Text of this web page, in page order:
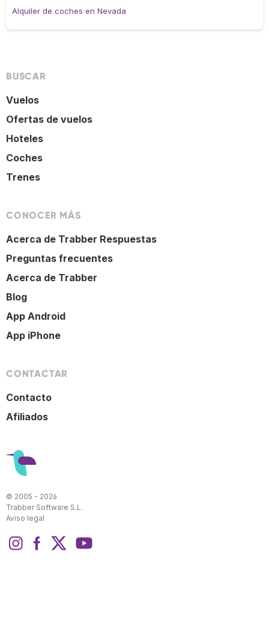
Alquiler de coches en Nevada
BUSCAR
Vuelos
Ofertas de vuelos
Hoteles
Coches
Trenes
CONOCER MÁS
Acerca de Trabber Respuestas
Preguntas frecuentes
Acerca de Trabber
Blog
App Android
App iPhone
CONTACTAR
Contacto
Afiliados
© 2005 - 2026
Trabber Software S.L.
Aviso legal